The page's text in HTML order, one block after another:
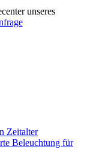
unseres
Zeitalter
Beleuchtung für